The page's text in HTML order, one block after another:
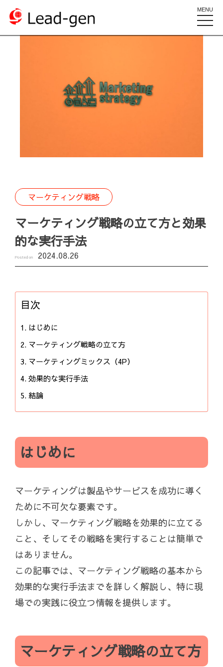
MENU
toggle
マーケティング戦略
マーケティング戦略の立て方と効果
的な実行手法
Posted on 2024.08.26
目次
はじめに
マーケティング戦略の立て方
マーケティングミックス（4P）
効果的な実行手法
結論
はじめに
マーケティングは製品やサービスを成功に導く
ために不可欠な要素です。
しかし、マーケティング戦略を効果的に立てる
こと、そしてその戦略を実行することは簡単で
はありません。
この記事では、マーケティング戦略の基本から
効果的な実行手法までを詳しく解説し、特に現
場での実践に役立つ情報を提供します。
マーケティング戦略の立て方